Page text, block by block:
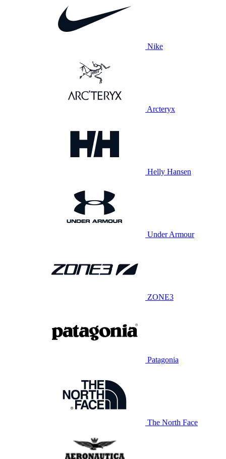
Nike
Arcteryx
Helly Hansen
Under Armour
ZONE3
Patagonia
The North Face